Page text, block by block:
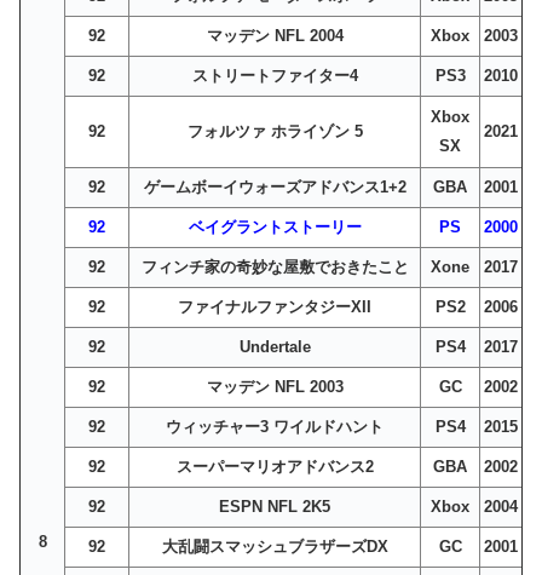
8
92 マッデン NFL 2004 Xbox 2003
92 ストリートファイター4 PS3 2010
92 フォルツァ ホライゾン 5
Xbox
SX
2021
92 ゲームボーイウォーズアドバンス1+2 GBA 2001
92 ベイグラントストーリー PS 2000
92 フィンチ家の奇妙な屋敷でおきたこと Xone 2017
92 ファイナルファンタジーXII PS2 2006
92 Undertale PS4 2017
92 マッデン NFL 2003 GC 2002
92 ウィッチャー3 ワイルドハント PS4 2015
92 スーパーマリオアドバンス2 GBA 2002
92 ESPN NFL 2K5 Xbox 2004
92 大乱闘スマッシュブラザーズDX GC 2001